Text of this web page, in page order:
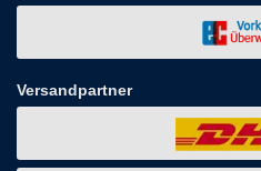
Versandpartner